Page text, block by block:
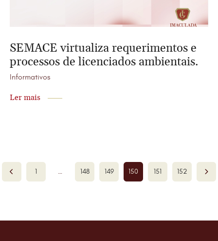
SEMACE virtualiza requerimentos e
processos de licenciados ambientais.
Informativos
Ler mais
1 … 148 149 150 151 152